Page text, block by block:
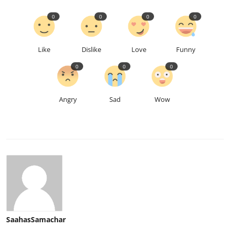
Like
0
Dislike
0
Love
0
Funny
0
Angry
0
Sad
0
Wow
0
SaahasSamachar